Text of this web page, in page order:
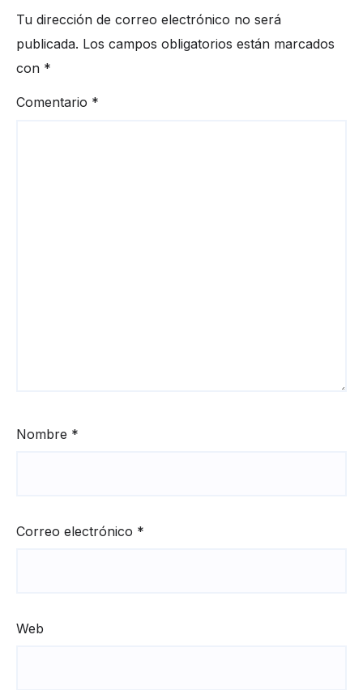
Tu dirección de correo electrónico no será
publicada. Los campos obligatorios están marcados
con *
Comentario *
Nombre *
Correo electrónico *
Web